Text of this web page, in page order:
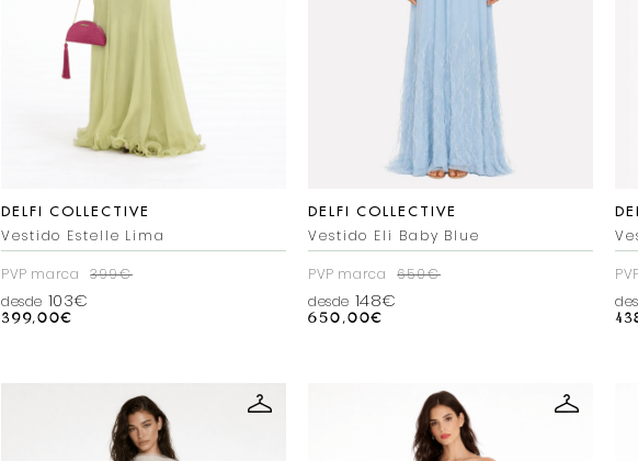
DELFI COLLECTIVE
Vestido Estelle Lima
PVP marca
399€
desde 103€
399,00€
DELFI COLLECTIVE
Vestido Eli Baby Blue
PVP marca
650€
desde 148€
650,00€